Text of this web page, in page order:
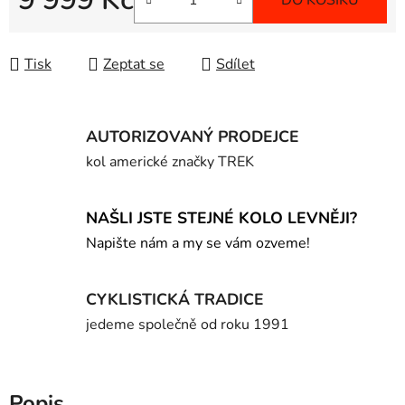
Tisk Zeptat se Sdílet
AUTORIZOVANÝ PRODEJCE
kol americké značky TREK
NAŠLI JSTE STEJNÉ KOLO LEVNĚJI?
Napište nám a my se vám ozveme!
CYKLISTICKÁ TRADICE
jedeme společně od roku 1991